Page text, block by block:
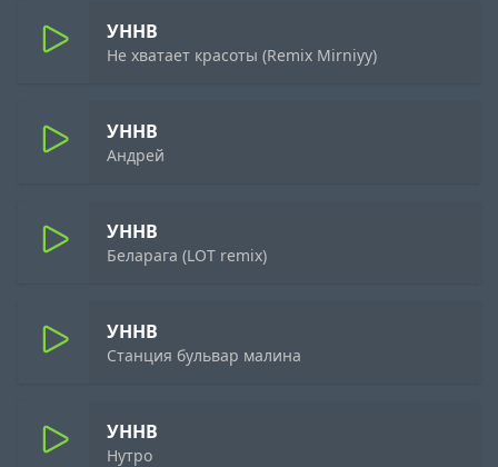
УННВ
Не хватает красоты (Remix Mirniyy)
УННВ
Андрей
УННВ
Беларага (LOT remix)
УННВ
Станция бульвар малина
УННВ
Нутро